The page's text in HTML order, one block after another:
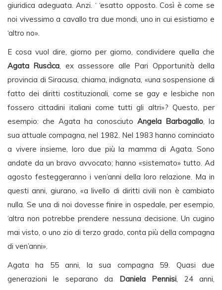
giuridica adeguata. Anzi. ‘ ‘esatto opposto. Così è come se
noi vivessimo a cavallo tra due mondi, uno in cui esistiamo e
‘altro no».
E cosa vuol dire, giorno per giorno, condividere quella che
Agata Ruscìca, ex assessore alle Pari Opportunità della
provincia di Siracusa, chiama, indignata, «una sospensione di
fatto dei diritti costituzionali, come se gay e lesbiche non
fossero cittadini italiani come tutti gli altri»? Questo, per
esempio: che Agata ha conosciuto Angela Barbagallo, la
sua attuale compagna, nel 1982. Nel 1983 hanno cominciato
a vivere insieme, loro due più la mamma di Agata. Sono
andate da un bravo avvocato; hanno «sistemato» tutto. Ad
agosto festeggeranno i ven’anni della loro relazione. Ma in
questi anni, giurano, «a livello di diritti civili non è cambiato
nulla. Se una di noi dovesse finire in ospedale, per esempio,
‘altra non potrebbe prendere nessuna decisione. Un cugino
mai visto, o uno zio di terzo grado, conta più della compagna
di ven’anni».
Agata ha 55 anni, la sua compagna 59. Quasi due
generazioni le separano da Daniela Pennisi, 24 anni,